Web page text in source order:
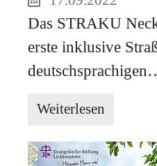
Das STRAKU
erste inklusive
Weiterlesen